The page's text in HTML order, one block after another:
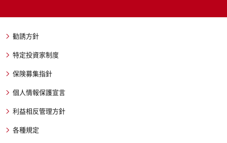
勧誘方針
特定投資家制度
保険募集指針
個人情報保護宣言
利益相反管理方針
各種規定